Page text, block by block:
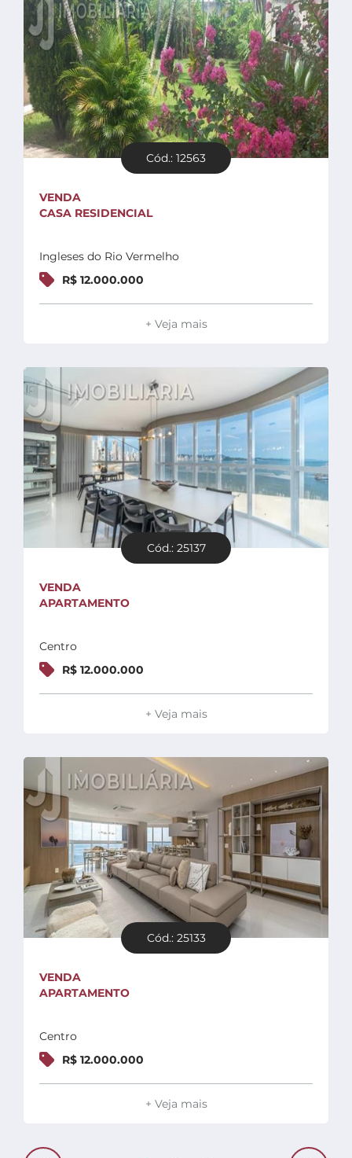
Cód.: 12563
VENDA
CASA RESIDENCIAL
Ingleses do Rio Vermelho
R$ 12.000.000
+ Veja mais
Cód.: 25137
VENDA
APARTAMENTO
Centro
R$ 12.000.000
+ Veja mais
Cód.: 25133
VENDA
APARTAMENTO
Centro
R$ 12.000.000
+ Veja mais